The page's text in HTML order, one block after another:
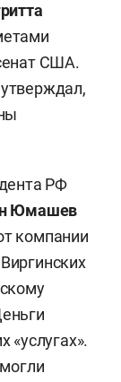
США.
РФ
Юмашев
компании
«услугах».